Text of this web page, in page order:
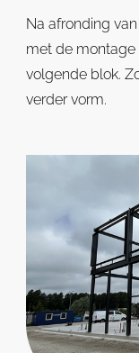
Na afronding
met de montage
volgende blok.
verder vorm.